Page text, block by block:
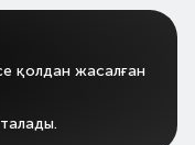
қолдан жасалған